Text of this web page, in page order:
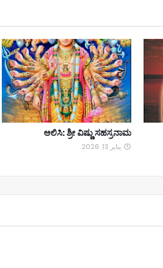
ಆಲಿಸಿ: ಶ್ರೀ ವಿಷ್ಣು ಸಹಸ್ರನಾಮ
يناير 13, 2026